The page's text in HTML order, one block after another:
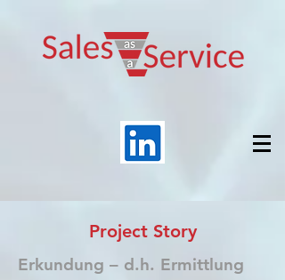
Project Story
Erkundung – d.h. Ermittlung